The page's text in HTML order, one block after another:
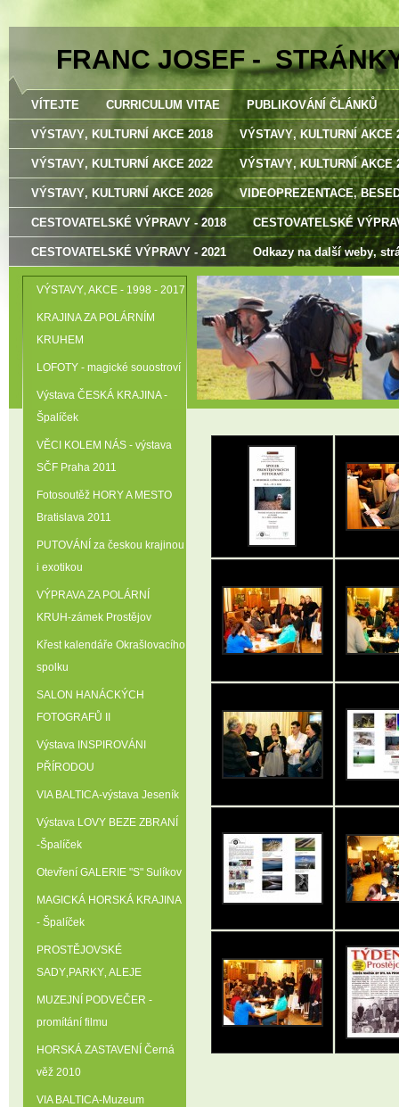
FRANC JOSEF -
VÍTEJTE CURRICULUM VITAE PUBLIKOVÁNÍ ČLÁNKŮ
VÝSTAVY‚ KULTURNÍ AKCE 2018 VÝSTAVY‚ KULTURNÍ AKCE
VÝSTAVY‚ KULTURNÍ AKCE 2022 VÝSTAVY‚ KULTURNÍ AKCE
VÝSTAVY‚ KULTURNÍ AKCE 2026 VIDEOPREZENTACE‚
CESTOVATELSKÉ VÝPRAVY - 2018 CESTOVATELSKÉ
CESTOVATELSKÉ VÝPRAVY - 2021 Odkazy na další weby‚
VÝSTAVY‚ AKCE - 1998 - 2017
KRAJINA ZA POLÁRNÍM
KRUHEM
LOFOTY - magické souostroví
Výstava ČESKÁ KRAJINA -
Špalíček
VĚCI KOLEM NÁS - výstava
SČF Praha 2011
Fotosoutěž HORY A MESTO
Bratislava 2011
PUTOVÁNÍ za českou krajinou
i exotikou
VÝPRAVA ZA POLÁRNÍ
KRUH-zámek Prostějov
Křest kalendáře Okrašlovacího
spolku
SALON HANÁCKÝCH
FOTOGRAFŮ II
Výstava INSPIROVÁNI
PŘÍRODOU
VIA BALTICA-výstava Jeseník
Výstava LOVY BEZE ZBRANÍ
-Špalíček
Otevření GALERIE "S" Sulíkov
MAGICKÁ HORSKÁ KRAJINA
- Špalíček
PROSTĚJOVSKÉ
SADY‚PARKY‚ ALEJE
MUZEJNÍ PODVEČER -
promítání filmu
HORSKÁ ZASTAVENÍ Černá
věž 2010
VIA BALTICA-Muzeum